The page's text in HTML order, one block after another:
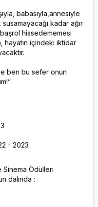
babasıyla,annesiyle
susamayacağı kadar ağır
hissedememesi
hayatın içindeki iktidar
ben bu sefer onun
- 2023
Sinema Ödülleri
dalında :